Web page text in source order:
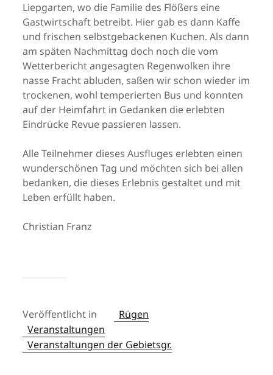
Liepgarten, wo die Familie des Flößers eine
Gastwirtschaft betreibt. Hier gab es dann Kaffe
und frischen selbstgebackenen Kuchen. Als dann
am späten Nachmittag doch noch die vom
Wetterbericht angesagten Regenwolken ihre
nasse Fracht abluden, saßen wir schon wieder im
trockenen, wohl temperierten Bus und konnten
auf der Heimfahrt in Gedanken die erlebten
Eindrücke Revue passieren lassen.
Alle Teilnehmer dieses Ausfluges erlebten einen
wunderschönen Tag und möchten sich bei allen
bedanken, die dieses Erlebnis gestaltet und mit
Leben erfüllt haben.
Christian Franz
Veröffentlicht in
Rügen
Veranstaltungen
Veranstaltungen der Gebietsgr.